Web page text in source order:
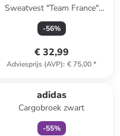
Sweatvest "Team France"
donkerblauw
-56%
€ 32,99
Adviesprijs (AVP): € 75,00*
adidas
Cargobroek zwart
-55%